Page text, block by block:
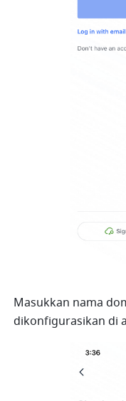
Masukkan nama
dikonfigurasikan di